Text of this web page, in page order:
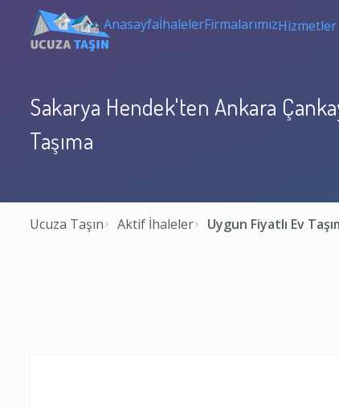
AnasayfaİhalelerFirmalarımızHizmetler
Sakarya Hendek'ten Ankara
Taşıma
Ucuza Taşın Aktif İhaleler Uygun Fiyatlı Ev